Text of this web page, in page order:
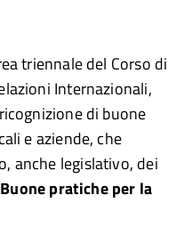
triennale del Corso di
Internazionali,
di buone
e aziende, che
anche legislativo, dei
Buone pratiche per la